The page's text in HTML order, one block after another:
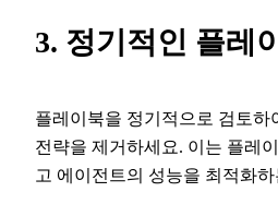
3. 정기적인 플레
플레이북을 정기적으로 검토하
전략을 제거하세요. 이는 플레
고 에이전트의 성능을 최적화